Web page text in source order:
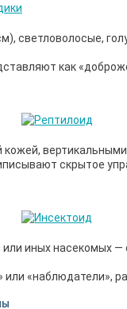
светловолосые,
как
кожей,
скрытое
иных насекомых
или «наблюдатели»,